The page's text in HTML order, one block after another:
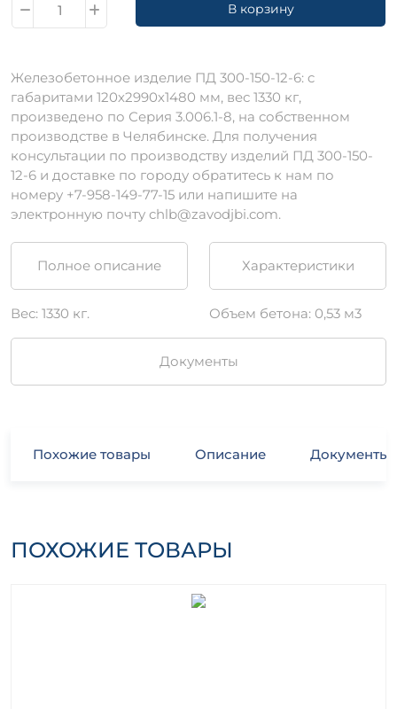
В корзину
Железобетонное изделие ПД 300-150-12-6: c
габаритами 120х2990х1480 мм, вес 1330 кг,
произведено по Серия 3.006.1-8, на собственном
производстве в Челябинске. Для получения
консультации по производству изделий ПД 300-150-
12-6 и доставке по городу обратитесь к нам по
номеру +7-958-149-77-15 или напишите на
электронную почту chlb@zavodjbi.com.
Полное описание Характеристики
Вес: 1330 кг. Объем бетона: 0,53 м3
Документы
Похожие товары Описание Документы
ПОХОЖИЕ ТОВАРЫ